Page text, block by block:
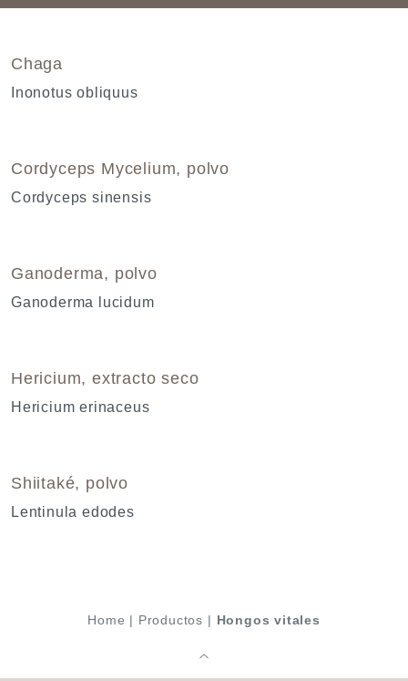
Chaga
Inonotus obliquus
Cordyceps Mycelium, polvo
Cordyceps sinensis
Ganoderma, polvo
Ganoderma lucidum
Hericium, extracto seco
Hericium erinaceus
Shiitaké, polvo
Lentinula edodes
Home | Productos | Hongos vitales